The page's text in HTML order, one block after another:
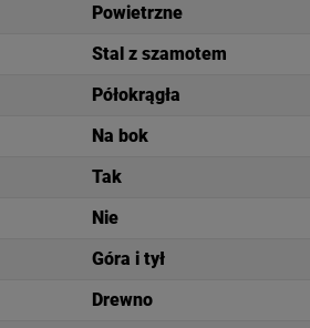
Powietrzne
Stal z szamotem
Półokrągła
Na bok
Tak
Nie
Góra i tył
Drewno